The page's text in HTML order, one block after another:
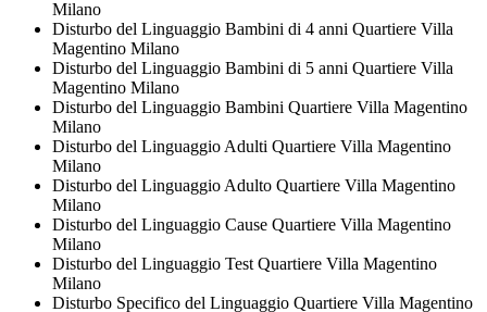
Milano
Disturbo del Linguaggio Bambini di 4 anni Quartiere Villa
Magentino Milano
Disturbo del Linguaggio Bambini di 5 anni Quartiere Villa
Magentino Milano
Disturbo del Linguaggio Bambini Quartiere Villa Magentino
Milano
Disturbo del Linguaggio Adulti Quartiere Villa Magentino
Milano
Disturbo del Linguaggio Adulto Quartiere Villa Magentino
Milano
Disturbo del Linguaggio Cause Quartiere Villa Magentino
Milano
Disturbo del Linguaggio Test Quartiere Villa Magentino
Milano
Disturbo Specifico del Linguaggio Quartiere Villa Magentino